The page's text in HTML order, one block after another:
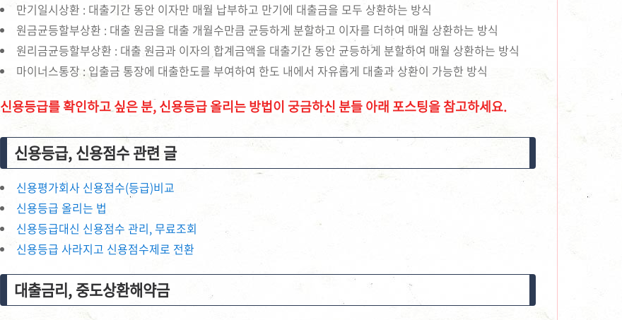
만기일시상환 : 대출기간 동안 이자만 매월 납부하고 만기에 대출금을 모두 상환하는 방식
원금균등할부상환 : 대출 원금을 대출 개월수만큼 균등하게 분할하고 이자를 더하여 매월 상환하는 방식
원리금균등할부상환 : 대출 원금과 이자의 합계금액을 대출기간 동안 균등하게 분할하여 매월 상환하는 방식
마이너스통장 : 입출금 통장에 대출한도를 부여하여 한도 내에서 자유롭게 대출과 상환이 가능한 방식
신용등급를 확인하고 싶은 분, 신용등급 올리는 방법이 궁금하신 분들 아래 포스팅을 참고하세요.
신용등급, 신용점수 관련 글
신용평가회사 신용점수(등급)비교
신용등급 올리는 법
신용등급대신 신용점수 관리, 무료조회
신용등급 사라지고 신용점수제로 전환
대출금리, 중도상환해약금